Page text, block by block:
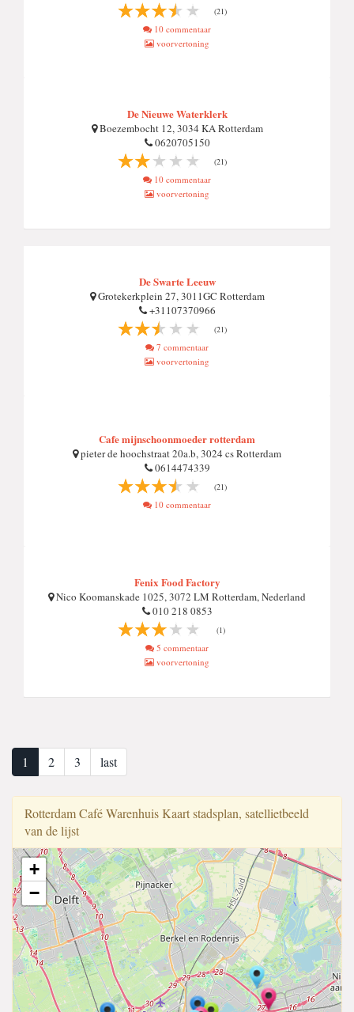
(21)
10 commentaar
voorvertoning
De Nieuwe Waterklerk
Boezembocht 12, 3034 KA Rotterdam
0620705150
(21)
10 commentaar
voorvertoning
De Swarte Leeuw
Grotekerkplein 27, 3011GC Rotterdam
+31107370966
(21)
7 commentaar
voorvertoning
Cafe mijnschoonmoeder rotterdam
pieter de hoochstraat 20a.b, 3024 cs Rotterdam
0614474339
(21)
10 commentaar
Fenix Food Factory
Nico Koomanskade 1025, 3072 LM Rotterdam, Nederland
010 218 0853
(1)
5 commentaar
voorvertoning
1 2 3 last
Rotterdam Café Warenhuis Kaart stadsplan, satellietbeeld
van de lijst
+
−